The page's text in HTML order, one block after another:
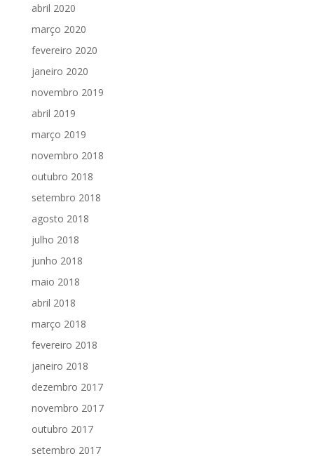
abril 2020
março 2020
fevereiro 2020
janeiro 2020
novembro 2019
abril 2019
março 2019
novembro 2018
outubro 2018
setembro 2018
agosto 2018
julho 2018
junho 2018
maio 2018
abril 2018
março 2018
fevereiro 2018
janeiro 2018
dezembro 2017
novembro 2017
outubro 2017
setembro 2017